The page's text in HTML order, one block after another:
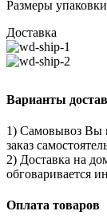
Размеры
Доставка
Варианты
1) Самовывоз Вы
заказ
2) Доставка на
обговаривается
Оплата товаров